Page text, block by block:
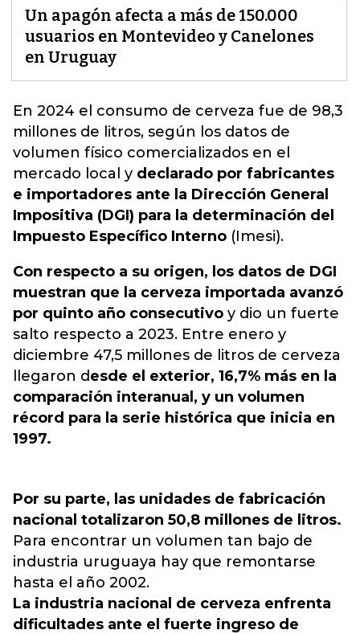
Un apagón afecta a más de 150.000
usuarios en Montevideo y Canelones
en Uruguay
En 2024 el consumo de cerveza fue de 98,3
millones de litros, según los datos de
volumen físico comercializados en el
mercado local y declarado por fabricantes
e importadores ante la Dirección General
Impositiva (DGI) para la determinación del
Impuesto Específico Interno (Imesi).
Con respecto a su origen, los datos de DGI
muestran que la cerveza importada avanzó
por quinto año consecutivo y dio un fuerte
salto respecto a 2023. Entre enero y
diciembre 47,5 millones de litros de cerveza
llegaron desde el exterior, 16,7% más en la
comparación interanual, y un volumen
récord para la serie histórica que inicia en
1997.
Por su parte, las unidades de fabricación
nacional totalizaron 50,8 millones de litros.
Para encontrar un volumen tan bajo de
industria uruguaya hay que remontarse
hasta el año 2002.
La industria nacional de cerveza enfrenta
dificultades ante el fuerte ingreso de